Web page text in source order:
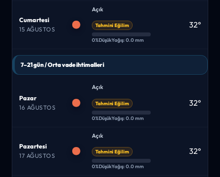
Cumartesi
15 AĞUSTOS
Açık
Tahmini Eğilim
0%DüşükYağış: 0.0 mm
32°
7–21 gün / Orta vade ihtimalleri
Pazar
16 AĞUSTOS
Açık
Tahmini Eğilim
0%DüşükYağış: 0.0 mm
32°
Pazartesi
17 AĞUSTOS
Açık
Tahmini Eğilim
0%DüşükYağış: 0.0 mm
32°